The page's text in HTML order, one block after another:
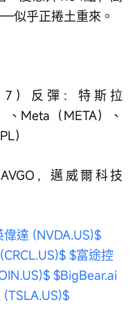
似乎正捲土重來。
7）反彈：特斯拉
、Meta（META）、
）
，邁威爾科技
偉達 (NVDA.US)$
$富途控
$BigBear.ai